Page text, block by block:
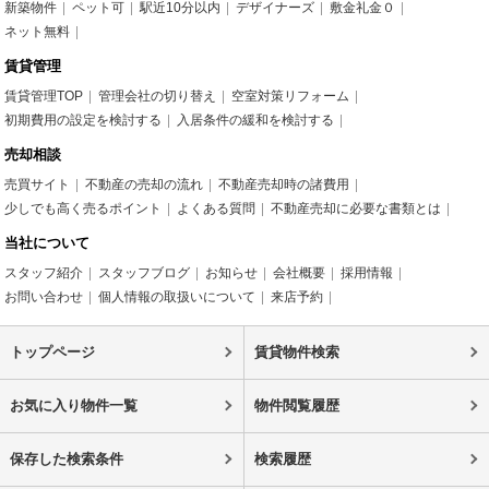
新築物件 ペット可 駅近10分以内 デザイナーズ
敷金礼金０
ネット無料
賃貸管理
賃貸管理TOP 管理会社の切り替え
空室対策リフォーム
初期費用の設定を検討する
入居条件の緩和を検討する
売却相談
売買サイト 不動産の売却の流れ
不動産売却時の諸費用
少しでも高く売るポイント
よくある質問 不動産売却に必要な書類とは
当社について
スタッフ紹介 スタッフブログ お知らせ 会社概要
採用情報
お問い合わせ
個人情報の取扱いについて 来店予約
トップページ 賃貸物件検索
お気に入り物件一覧 物件閲覧履歴
保存した検索条件 検索履歴